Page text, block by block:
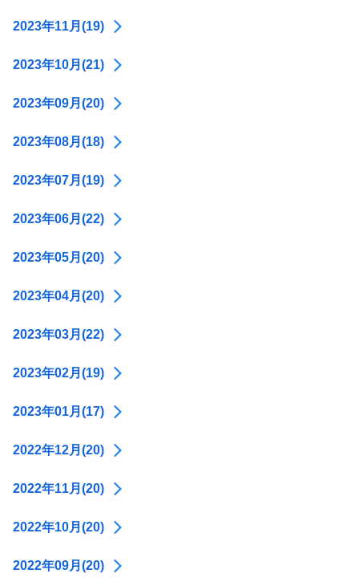
2023年11月(19)
2023年10月(21)
2023年09月(20)
2023年08月(18)
2023年07月(19)
2023年06月(22)
2023年05月(20)
2023年04月(20)
2023年03月(22)
2023年02月(19)
2023年01月(17)
2022年12月(20)
2022年11月(20)
2022年10月(20)
2022年09月(20)